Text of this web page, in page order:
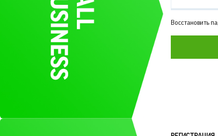
Восстановить